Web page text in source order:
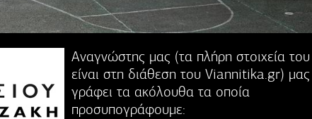
Αναγνώστης μας (τα πλήρη στοιχεία του
είναι στη διάθεση του Viannitika.gr) μας
γράφει τα ακόλουθα τα οποία
προσυπογράφουμε: